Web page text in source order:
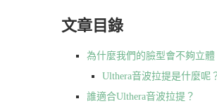
文章目錄
為什麼我們的臉型會不夠立體
Ulthera音波拉提是什麼呢
誰適合Ulthera音波拉提？